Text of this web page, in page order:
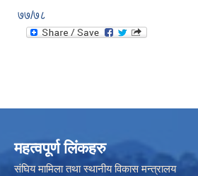
७७/७८
महत्वपूर्ण लिंकहरु
संघिय मामिला तथा स्थानीय विकास मन्त्रालय